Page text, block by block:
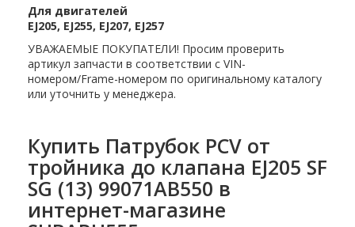
Для двигателей
EJ205, EJ255, EJ207, EJ257
УВАЖАЕМЫЕ ПОКУПАТЕЛИ! Просим проверить
артикул запчасти в соответствии с VIN-
номером/Frame-номером по оригинальному каталогу
или уточнить у менеджера.
Купить Патрубок PCV от
тройника до клапана EJ205 SF
SG (13) 99071AB550 в
интернет-магазине